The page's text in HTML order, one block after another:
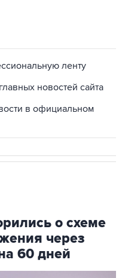
ленту
новостей сайта
в официальном
о схеме
через
60 дней